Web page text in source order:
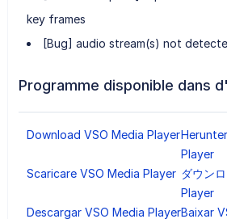
key frames
[Bug] audio stream(s) not
Programme disponible dans
Download VSO Media Player
Player
Scaricare VSO Media Player ダウン
Player
Descargar VSO Media PlayerBaixar